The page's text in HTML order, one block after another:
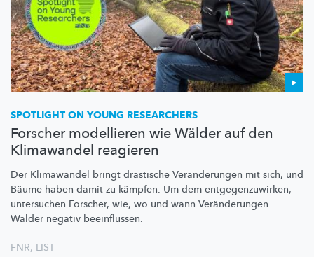
SPOTLIGHT ON YOUNG RESEARCHERS
Forscher modellieren wie Wälder auf den
Klimawandel reagieren
Der Klimawandel bringt drastische Veränderungen mit sich, und
Bäume haben damit zu kämpfen. Um dem entgegenzuwirken,
untersuchen Forscher, wie, wo und wann Veränderungen
Wälder negativ beeinflussen.
FNR, LIST